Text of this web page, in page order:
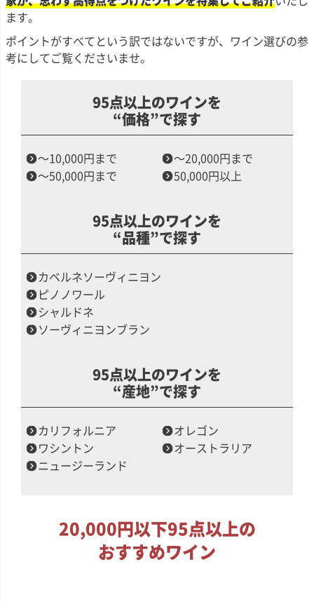
ます。
ポイントがすべてという訳ではないですが、ワイン選びの参
考にしてご覧くださいませ。
95点以上のワインを
“価格”で探す
～10,000円まで
～20,000円まで
～50,000円まで
50,000円以上
95点以上のワインを
“品種”で探す
カベルネソーヴィニヨン
ピノノワール
シャルドネ
ソーヴィニヨンブラン
95点以上のワインを
“産地”で探す
カリフォルニア
オレゴン
ワシントン
オーストラリア
ニュージーランド
20,000円以下95点以上の
おすすめワイン